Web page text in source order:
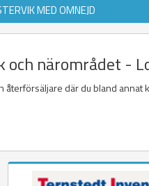
MED OMNEJD
närområdet -
där du bland